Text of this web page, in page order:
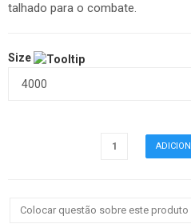
talhado para o combate.
Size
Colocar questão sobre este produto